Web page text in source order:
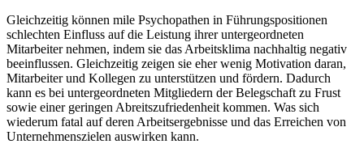
Gleichzeitig können mile Psychopathen in Führungspositionen
schlechten Einfluss auf die Leistung ihrer untergeordneten
Mitarbeiter nehmen, indem sie das Arbeitsklima nachhaltig negativ
beeinflussen. Gleichzeitig zeigen sie eher wenig Motivation daran,
Mitarbeiter und Kollegen zu unterstützen und fördern. Dadurch
kann es bei untergeordneten Mitgliedern der Belegschaft zu Frust
sowie einer geringen Abreitszufriedenheit kommen. Was sich
wiederum fatal auf deren Arbeitsergebnisse und das Erreichen von
Unternehmenszielen auswirken kann.